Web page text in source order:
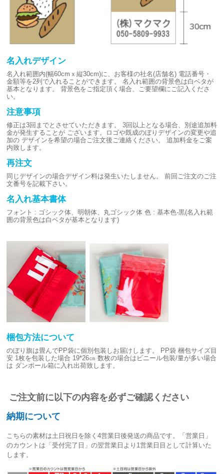
名入れデザイン
名入れ範囲内(幅60cmｘ縦30cm)に、お客様の社名(店舗名) 電話番号・
金額等を2列で入れることができます。
名入れ範囲の背景色は白ベタが
基本となります。
背景色をご指定頂く場合、ご要望欄にご記入くださ
い。
注意事項
修正は3回までとさせていただきます。
3回以上となる場合、別途追加料
金が発生することが ございます。ロゴや既成のぼりデザインの変更や追
加の デザインを希望の場合ご注文後ご連絡ください。
追加料金をご案
内致します。
再注文
同じデザインの場合デザイン料は発生いたしません。
前回ご注文のご注
文番号を記載下さい。
名入れ基本書体
フォント : ゴシック体、明朝体、丸ゴシック体 色 : 基本色-黒(名入れ範
囲の背景色は白ベタが基本となります)
梱包方法について
のぼり旗は畳んでPP袋に個別包装しお届けします。
PP袋 梱包サイズ目
安 1枚を包装した場合 19*26㎝ 数枚の場合はビニール包装/量が多い場合
は ダンボール箱に入れ出荷致します。
ご注文前に以下の内容を必ずご確認ください
納期について
こちらの素材は土日祝日を除く4営業日後発送の商品です。「営業日」
のカウントは「受付完了日」の翌営業日より1営業日目として計算いた
します。